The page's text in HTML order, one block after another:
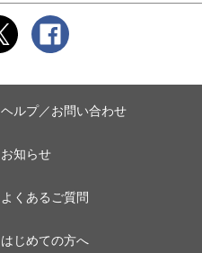
ヘルプ／お問い合わせ
お知らせ
よくあるご質問
はじめての方へ